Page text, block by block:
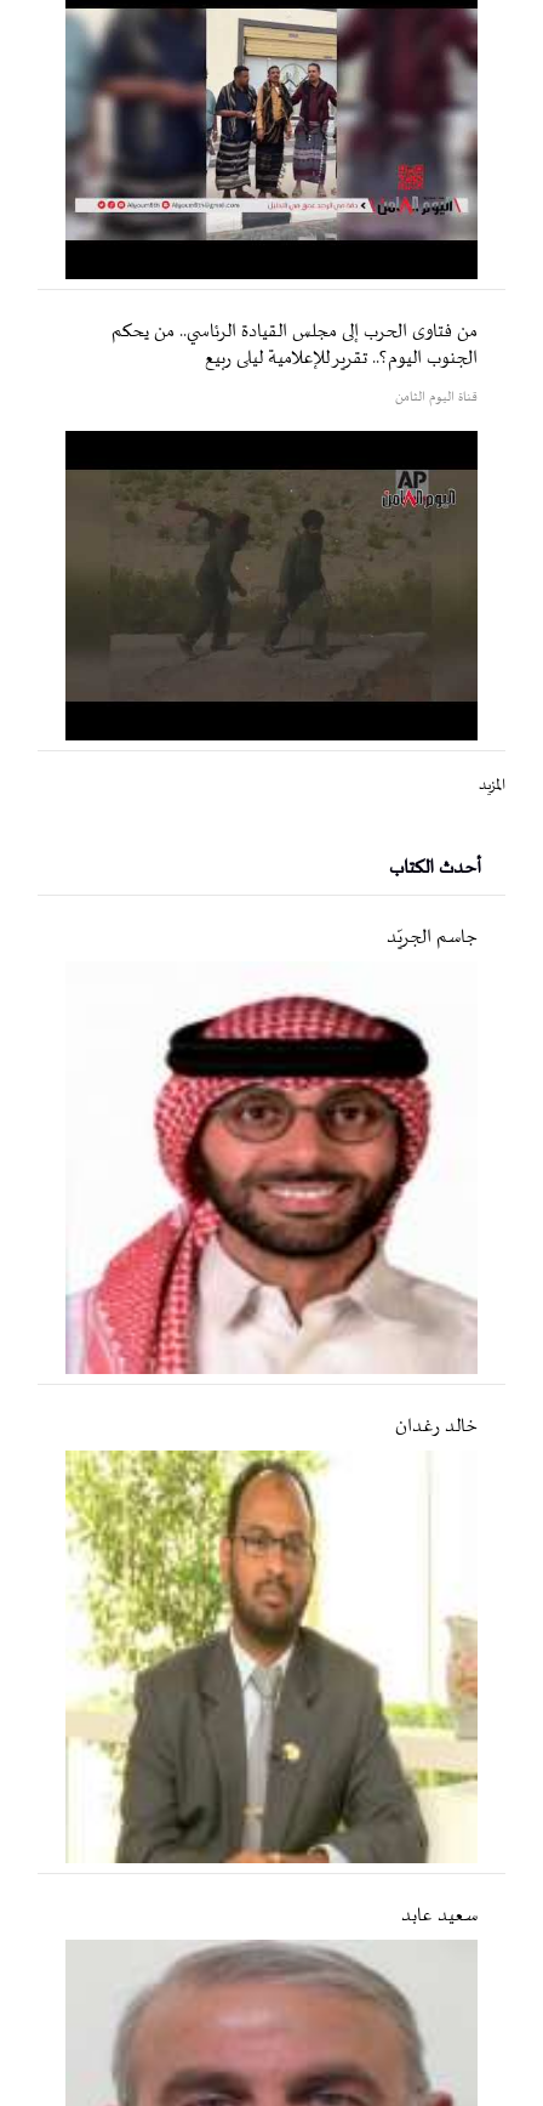
من فتاوى الحرب إلى مجلس القيادة الرئاسي.. من يحكم
الجنوب اليوم؟.. تقرير للإعلامية ليلى ربيع
قناة اليوم الثامن
المزيد
أحدث الكتاب
جاسم الجريّد
خالد رغدان
سعید عابد